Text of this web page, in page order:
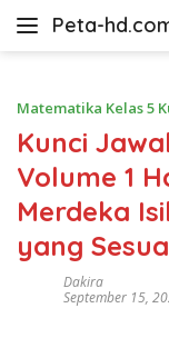
Peta-
Kumpulan
HD
Matematika Kelas 5
Kunci
Volume 1
Merdeka
yang
Dakira
September 15,